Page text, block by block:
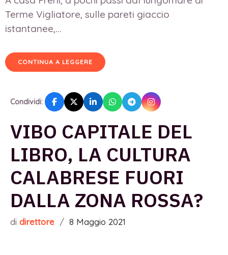
Terme Vigliatore, sulle pareti giaccio
istantanee,...
CONTINUA A LEGGERE
Condividi:
VIBO CAPITALE DEL
LIBRO, LA CULTURA
CALABRESE FUORI
DALLA ZONA ROSSA?
di direttore / 8 Maggio 2021